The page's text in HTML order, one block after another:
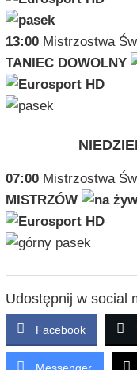
13:00Mistrzostwa
TANIEC DOWOLNY
07:00Mistrzostwa
MISTRZÓW
Udostępnij w social
Facebook